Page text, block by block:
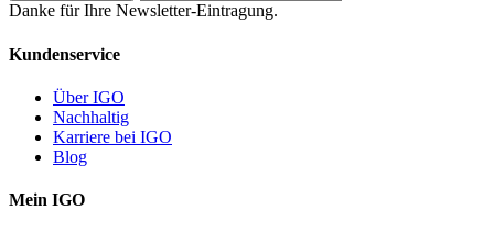
Danke für Ihre Newsletter-Eintragung.
Kundenservice
Über IGO
Nachhaltig
Karriere bei IGO
Blog
Mein IGO